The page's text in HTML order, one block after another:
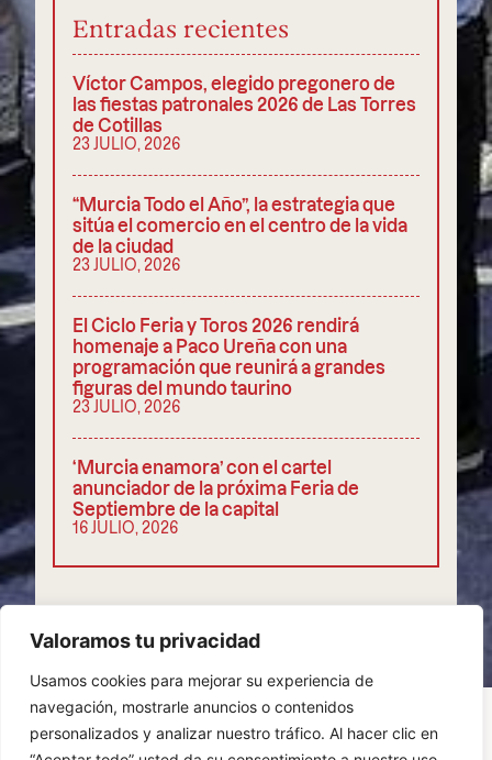
Valoramos tu privacidad
Usamos cookies para mejorar su experiencia de
navegación, mostrarle anuncios o contenidos
personalizados y analizar nuestro tráfico. Al hacer clic en
COMPARTIR
Entradas recientes
Víctor Campos, elegido pregonero de
las fiestas patronales 2026 de Las Torres
de Cotillas
23 JULIO, 2026
“Murcia Todo el Año”, la estrategia que
sitúa el comercio en el centro de la vida
de la ciudad
23 JULIO, 2026
El Ciclo Feria y Toros 2026 rendirá
homenaje a Paco Ureña con una
programación que reunirá a grandes
figuras del mundo taurino
23 JULIO, 2026
‘Murcia enamora’ con el cartel
anunciador de la próxima Feria de
Septiembre de la capital
16 JULIO, 2026